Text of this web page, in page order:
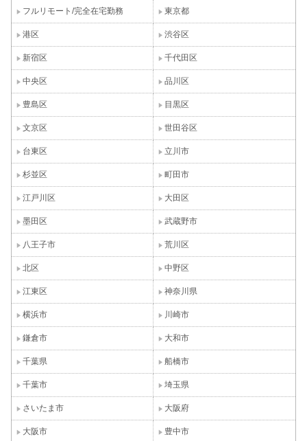
フルリモート/完全在宅勤務 東京都
港区 渋谷区
新宿区 千代田区
中央区 品川区
豊島区 目黒区
文京区 世田谷区
台東区 立川市
杉並区 町田市
江戸川区 大田区
墨田区 武蔵野市
八王子市 荒川区
北区 中野区
江東区 神奈川県
横浜市 川崎市
鎌倉市 大和市
千葉県 船橋市
千葉市 埼玉県
さいたま市 大阪府
大阪市 豊中市